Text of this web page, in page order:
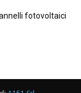
fotovoltaici